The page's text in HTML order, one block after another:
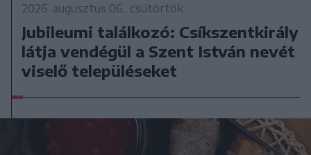
2026. augusztus 06., csütörtök
Jubileumi találkozó: Csíkszentkirály
látja vendégül a Szent István nevét
viselő településeket